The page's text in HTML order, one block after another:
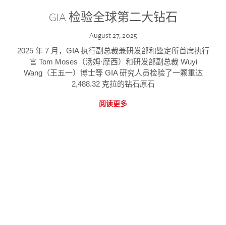
GIA 检验全球第二大钻石
August 27, 2025
2025 年 7 月，GIA 执行副总裁兼研发部和鉴定所首席执行
官 Tom Moses（汤姆·摩西）和研发部副总裁 Wuyi
Wang（王五一）博士等 GIA 研究人员检验了一颗重达
2,488.32 克拉的钻石原石
阅读更多